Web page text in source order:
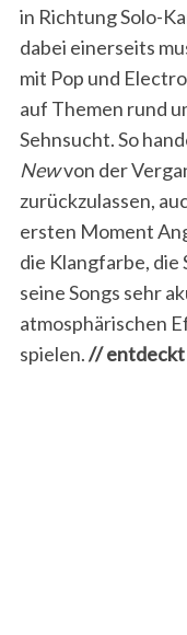
in Richtung Solo-
dabei einerseits
mit Pop und
auf Themen rund
Sehnsucht. So
Newvon der
zurückzulassen,
ersten Moment
die Klangfarbe, die
seine Songs sehr
atmosphärischen
spielen.// entdeckt